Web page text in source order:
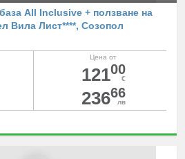
All Inclusive + ползване на
Вила Лист****, Созопол
Цена от
12100
€
23666
лв